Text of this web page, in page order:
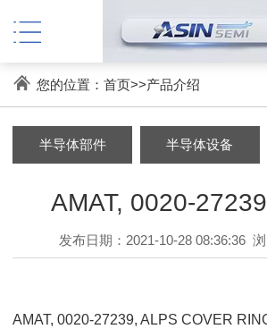
您的位置： 首页>>产品介绍
半导体部件 半导体设备
AMAT, 0020-
发布日期：2021-10-28 08:36:36
AMAT, 0020-27239, ALPS COVER